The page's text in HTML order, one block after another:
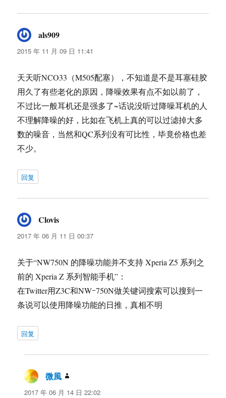
als909
道：
2015 年 11 月 09 日 11:41
天天听NCO33（M505配塞），不知道是不是耳塞硅胶
用久了有些老化的原因，降噪效果有点不如以前了，
不过比一般耳机还是强多了~话说没听过降噪耳机的人
不理解降噪的好，比如在飞机上真的可以过滤掉大多
数的噪音，当然和QC系列没有可比性，毕竟价格也差
不少。
回复
Clovis
道：
2017 年 06 月 11 日 00:37
关于“NW750N 的降噪功能并不支持 Xperia Z5 系列之
前的 Xperia Z 系列智能手机”：
在Twitter用Z3C和NWｰ750N做关键词搜索可以搜到一
条说可以使用降噪功能的日推，真相不明
回复
微風
道：
2017 年 06 月 14 日 22:02